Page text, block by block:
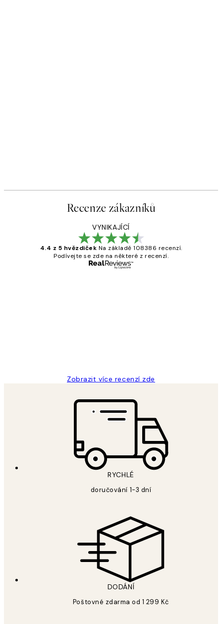
Recenze zákazníků
VYNIKAJÍCÍ
4.4 z 5 hvězdiček Na základě 108386 recenzí.
Podívejte se zde na některé z recenzí.
Zobrazit více recenzí zde
RYCHLÉ
doručování 1-3 dní
DODÁNÍ
Poštovné zdarma od 1 299 Kč